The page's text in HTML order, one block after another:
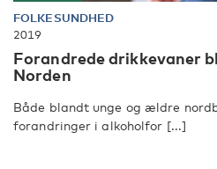
FOLKESUNDHED
2019
Forandrede drikkevaner
Norden
Både blandt unge og ældre
forandringer i alkoholfor [...]